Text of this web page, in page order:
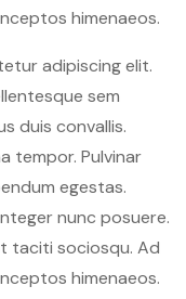
himenaeos.
adipiscing elit.
sem
duis convallis.
tempor. Pulvinar
egestas.
nunc posuere.
taciti sociosqu. Ad
himenaeos.